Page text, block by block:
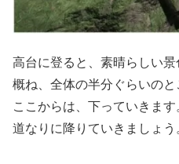
高台に登ると、素晴らしい景
概ね、全体の半分ぐらいのと
ここからは、下っていきます
道なりに降りていきましょう